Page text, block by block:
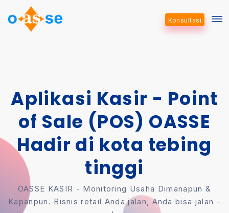
Konsultasi
Aplikasi Kasir - Point
of Sale (POS) OASSE
Hadir di kota tebing
tinggi
OASSE KASIR - Monitoring Usaha Dimanapun &
Kapanpun. Bisnis retail Anda jalan, Anda bisa jalan -